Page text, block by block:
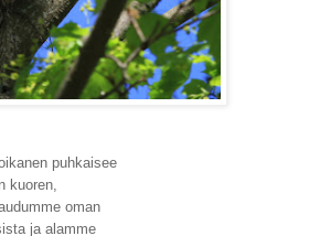
puhkaisee
kuoren,
oman
ja alamme